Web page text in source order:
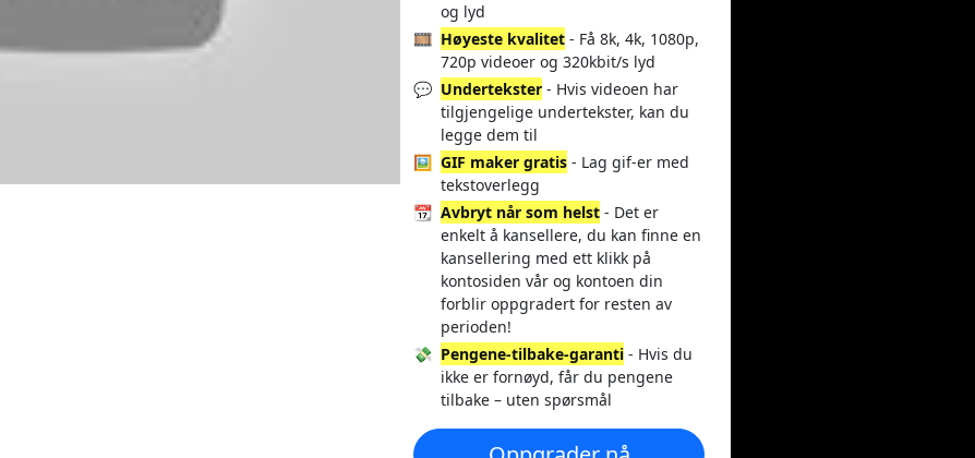
og lyd
🎞️ Høyeste kvalitet - Få 8k, 4k, 1080p,
720p videoer og 320kbit/s lyd
💬 Undertekster - Hvis videoen har
tilgjengelige undertekster, kan du
legge dem til
🖼️ GIF maker gratis - Lag gif-er med
tekstoverlegg
📆 Avbryt når som helst - Det er
enkelt å kansellere, du kan finne en
kansellering med ett klikk på
kontosiden vår og kontoen din
forblir oppgradert for resten av
perioden!
💸 Pengene-tilbake-garanti - Hvis du
ikke er fornøyd, får du pengene
tilbake – uten spørsmål